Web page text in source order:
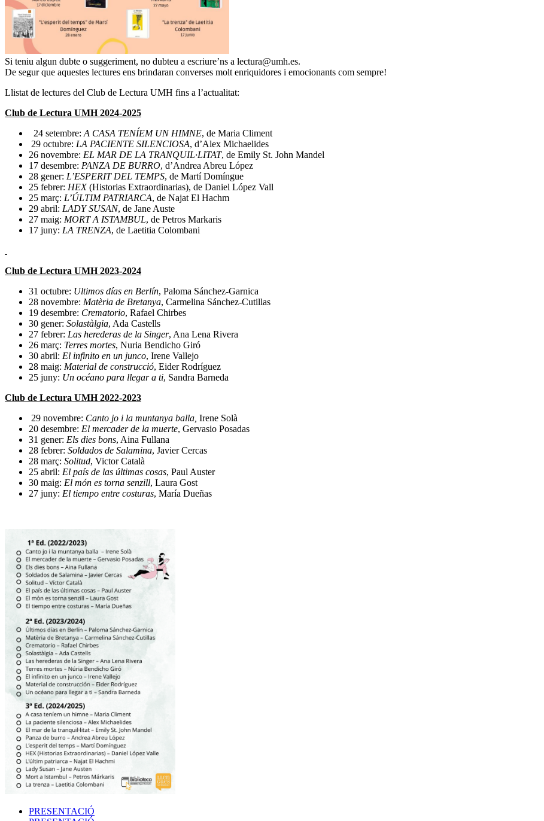
Si teniu algun dubte o suggeriment, no dubteu a escriure’ns a lectura@umh.es.
De segur que aquestes lectures ens brindaran converses molt enriquidores i emocionants com sempre!
Llistat de lectures del Club de Lectura UMH fins a l’actualitat:
Club de Lectura UMH 2024-2025
24 setembre: A CASA TENÍEM UN HIMNE, de Maria Climent
29 octubre: LA PACIENTE SILENCIOSA, d’Alex Michaelides
26 novembre: EL MAR DE LA TRANQUIL·LITAT, de Emily St. John Mandel
17 desembre: PANZA DE BURRO, d’Andrea Abreu López
28 gener: L’ESPERIT DEL TEMPS, de Martí Domíngue
25 febrer: HEX(Historias Extraordinarias), de Daniel López Vall
25 març: L’ÚLTIM PATRIARCA, de Najat El Hachm
29 abril: LADY SUSAN, de Jane Auste
27 maig: MORT A ISTAMBUL, de Petros Markaris
17 juny: LA TRENZA, de Laetitia Colombani
Club de Lectura UMH 2023-2024
31 octubre: Ultimos días en Berlín, Paloma Sánchez-Garnica
28 novembre: Matèria de Bretanya, Carmelina Sánchez-Cutillas
19 desembre: Crematorio, Rafael Chirbes
30 gener: Solastàlgia, Ada Castells
27 febrer: Las herederas de la Singer, Ana Lena Rivera
26 març: Terres mortes, Nuria Bendicho Giró
30 abril: El infinito en un junco, Irene Vallejo
28 maig: Material de construcció, Eider Rodríguez
25 juny: Un océano para llegar a ti, Sandra Barneda
Club de Lectura UMH 2022-2023
29 novembre: Canto jo i la muntanya balla, Irene Solà
20 desembre: El mercader de la muerte, Gervasio Posadas
31 gener: Els dies bons, Aina Fullana
28 febrer: Soldados de Salamina, Javier Cercas
28 març: Solitud, Victor Català
25 abril: El país de las últimas cosas, Paul Auster
30 maig: El món es torna senzill, Laura Gost
27 juny: El tiempo entre costuras, María Dueñas
PRESENTACIÓ